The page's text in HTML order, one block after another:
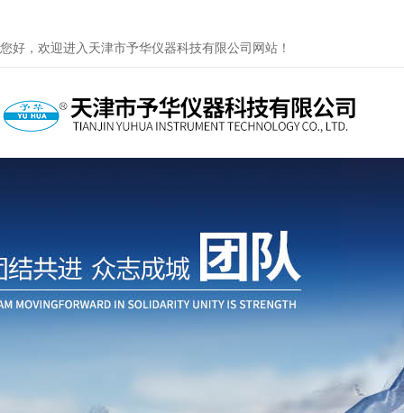
您好，欢迎进入天津市予华仪器科技有限公司网站！